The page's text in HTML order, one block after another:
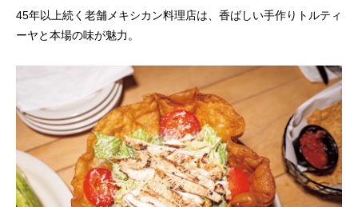
45年以上続く老舗メキシカン料理店は、香ばしい手作りトルティ
ーヤと本場の味が魅力。